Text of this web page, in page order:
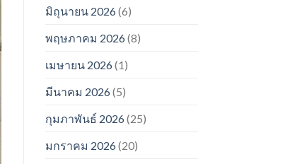
มิถุนายน 2026(6)
พฤษภาคม 2026(8)
เมษายน 2026(1)
มีนาคม 2026(5)
กุมภาพันธ์ 2026(25)
มกราคม 2026(20)